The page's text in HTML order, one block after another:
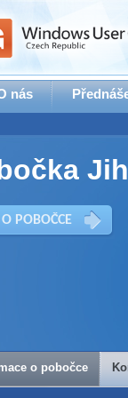
nás
POBOČCE
na
o pobočce